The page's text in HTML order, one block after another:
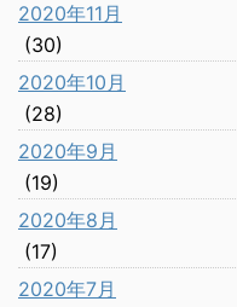
2020年11月
(30)
2020年10月
(28)
2020年9月
(19)
2020年8月
(17)
2020年7月